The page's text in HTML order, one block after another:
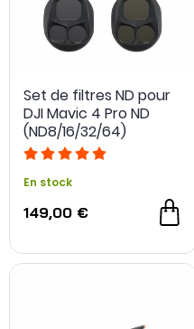
Set de filtres ND pour
DJI Mavic 4 Pro ND
(ND8/16/32/64)
En stock
149,00 €